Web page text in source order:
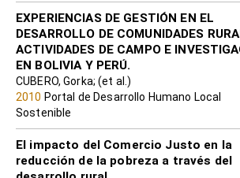
EXPERIENCIAS DE GESTIÓN EN EL
DESARROLLO DE COMUNIDADES
ACTIVIDADES DE CAMPO E
EN BOLIVIA Y PERÚ.
CUBERO, Gorka; (et al.)
2010 Portal de Desarrollo Humano Local
Sostenible
El impacto del Comercio Justo en la
reducción de la pobreza a través del